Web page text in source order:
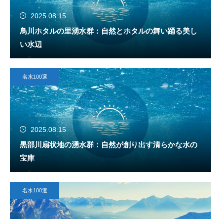
2025.08.15
鳥川ホタルの里湧水群：自然とホタルの舞い踊る美し
い水辺
名水100選
2025.08.15
黒部川扇状地の湧水群：自然が創り出す清らかな水の
宝庫
名水100選